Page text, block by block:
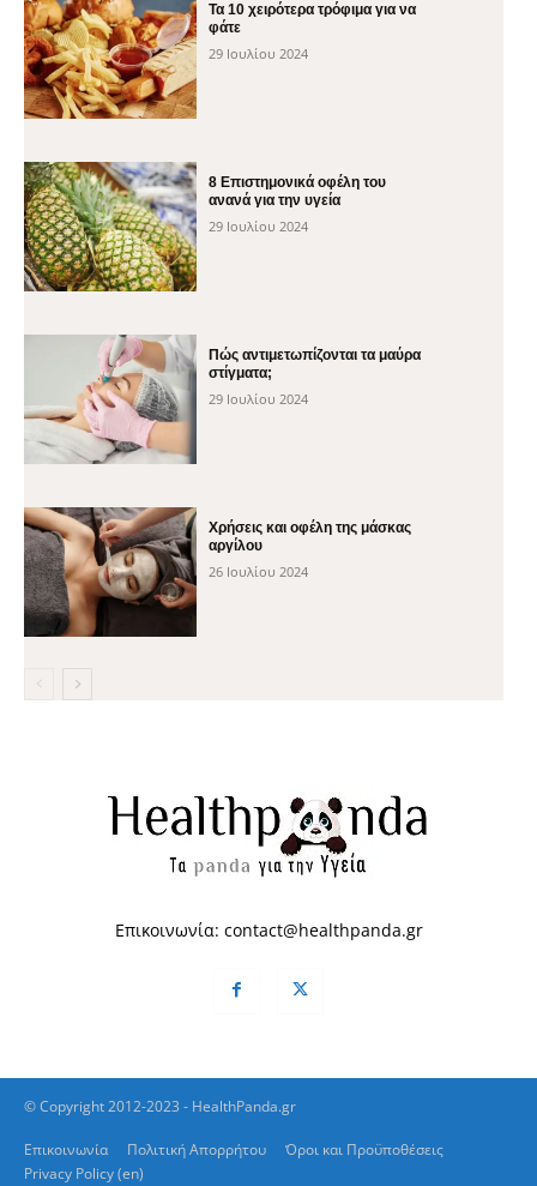
Τα 10 χειρότερα τρόφιμα για να
φάτε
29 Ιουλίου 2024
8 Επιστημονικά οφέλη του
ανανά για την υγεία
29 Ιουλίου 2024
Πώς αντιμετωπίζονται τα μαύρα
στίγματα;
29 Ιουλίου 2024
Χρήσεις και οφέλη της μάσκας
αργίλου
26 Ιουλίου 2024
Επικοινωνία: contact@healthpanda.gr
© Copyright 2012-2023 - HealthPanda.gr
Επικοινωνία Πολιτική Απορρήτου
Όροι και Προϋποθέσεις
Privacy Policy (en)